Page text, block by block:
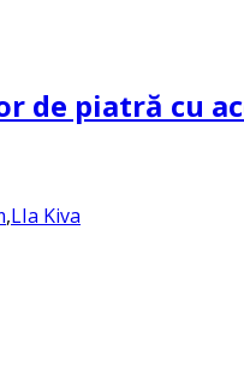
de piatră cu
,LIa Kiva